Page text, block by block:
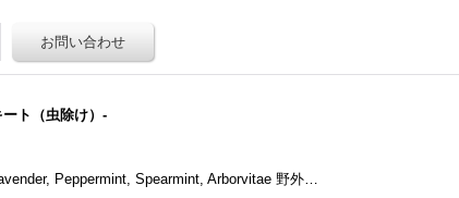
ト（虫除け）-
Peppermint, Spearmint, Arborvitae 野外…